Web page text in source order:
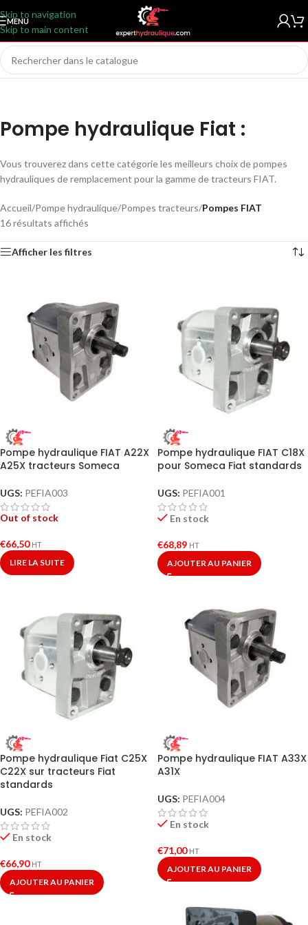
Skip to navigation
Skip to main content
MENU
Pompe hydraulique Fiat :
Vous trouverez dans cette catégorie les meilleurs choix de pompes
hydrauliques de remplacement pour la gamme de tracteurs FIAT.
Accueil/Pompe hydraulique/Pompes tracteurs/Pompes FIAT
16 résultats affichés
Afficher les filtres
Pompe hydraulique FIAT A22X
A25X tracteurs Someca
UGS: PEFIA003
Out of stock
€66,50 HT
LIRE LA SUITE
Pompe hydraulique FIAT C18X
pour Someca Fiat standards
UGS: PEFIA001
En stock
€68,89 HT
AJOUTER AU PANIER
Pompe hydraulique Fiat C25X
C22X sur tracteurs Fiat
standards
UGS: PEFIA002
En stock
€66,90 HT
AJOUTER AU PANIER
Pompe hydraulique FIAT A33X
A31X
UGS: PEFIA004
En stock
€71,00 HT
AJOUTER AU PANIER